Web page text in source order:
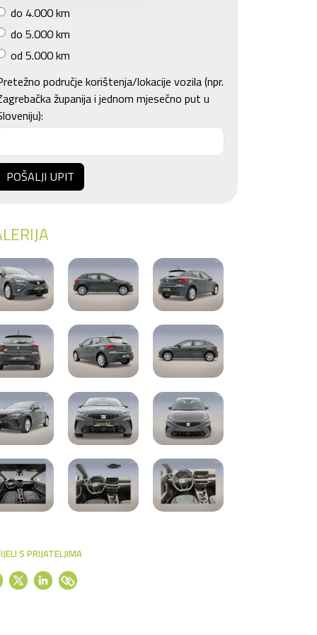
do 4.000 km
do 5.000 km
od 5.000 km
područje korištenja/lokacije vozila (npr.
županija i jednom mjesečno put u
POŠALJI UPIT
S PRIJATELJIMA